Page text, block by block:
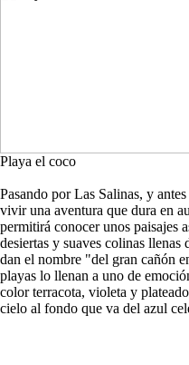
Playa el coco
Pasando por Las Salinas, y
vivir una aventura que dura en
permitirá conocer unos paisajes
desiertas y suaves colinas
dan el nombre "del gran cañón
playas lo llenan a uno de
color terracota, violeta y
cielo al fondo que va del azul